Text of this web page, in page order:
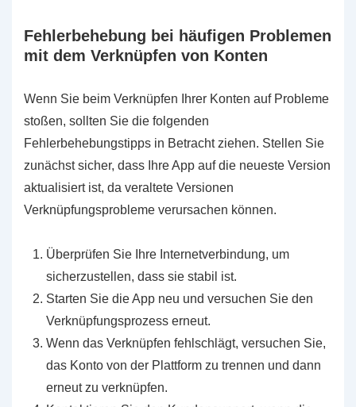
Fehlerbehebung bei häufigen Problemen
mit dem Verknüpfen von Konten
Wenn Sie beim Verknüpfen Ihrer Konten auf Probleme
stoßen, sollten Sie die folgenden
Fehlerbehebungstipps in Betracht ziehen. Stellen Sie
zunächst sicher, dass Ihre App auf die neueste Version
aktualisiert ist, da veraltete Versionen
Verknüpfungsprobleme verursachen können.
Überprüfen Sie Ihre Internetverbindung, um
sicherzustellen, dass sie stabil ist.
Starten Sie die App neu und versuchen Sie den
Verknüpfungsprozess erneut.
Wenn das Verknüpfen fehlschlägt, versuchen Sie,
das Konto von der Plattform zu trennen und dann
erneut zu verknüpfen.